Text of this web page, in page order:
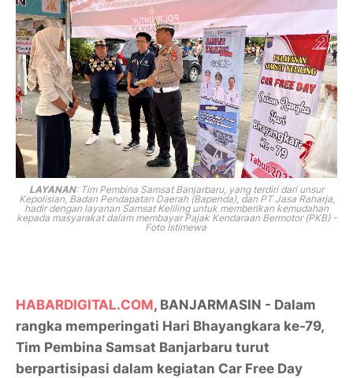
LAYANAN: Tim Pembina Samsat Banjarbaru, yang terdiri dari unsur
Kepolisian, Badan Pendapatan Daerah (Bapenda), dan PT Jasa Raharja,
hadir dengan layanan Samsat Keliling untuk memberikan kemudahan
kepada masyarakat dalam membayar Pajak Kendaraan Bermotor (PKB) -
Foto Istimewa
HABARDIGITAL.COM, BANJARMASIN - Dalam
rangka memperingati Hari Bhayangkara ke-79,
Tim Pembina Samsat Banjarbaru turut
berpartisipasi dalam kegiatan Car Free Day